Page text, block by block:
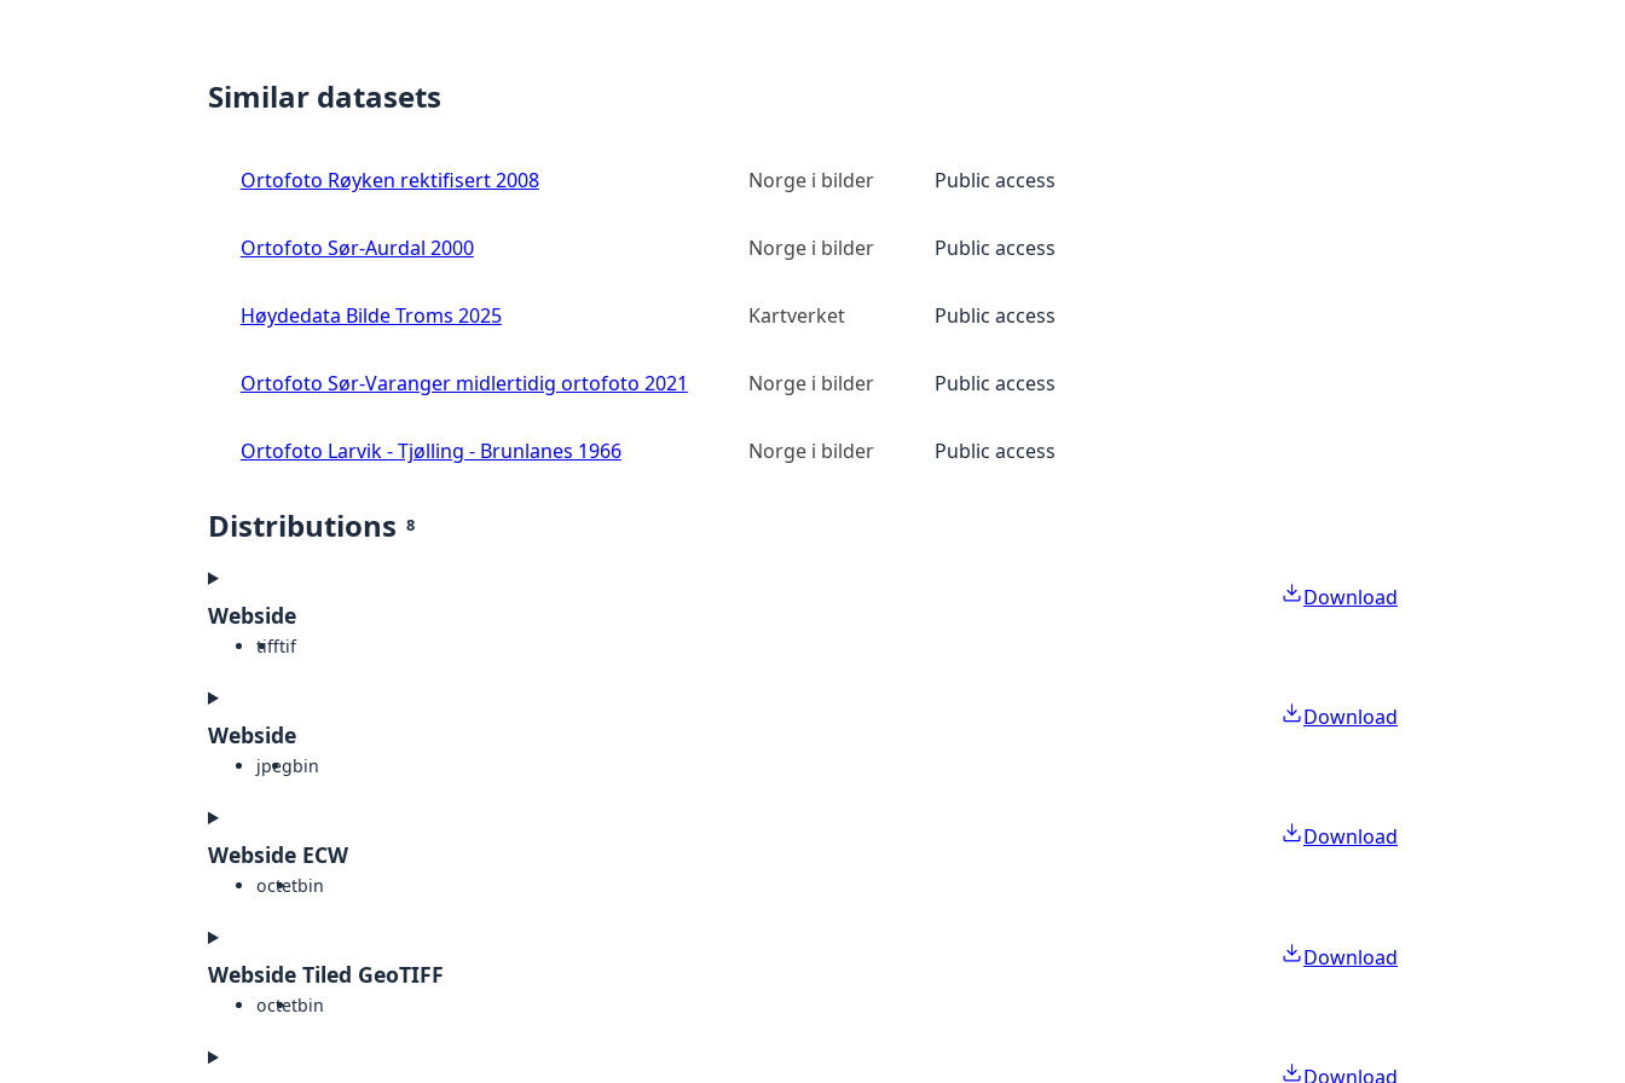
Similar datasets
Ortofoto Røyken rektifisert 2008 Norge i bilder Public access
Ortofoto Sør-Aurdal 2000 Norge i bilder Public access
Høydedata Bilde Troms 2025 Kartverket Public access
Ortofoto Sør-Varanger midlertidig ortofoto 2021 Norge i bilder Public access
Ortofoto Larvik - Tjølling - Brunlanes 1966 Norge i bilder Public access
Distributions 8
Webside
tifftif
Download
Webside
jpegbin
Download
Webside ECW
octetbin
Download
Webside Tiled GeoTIFF
octetbin
Download
Download